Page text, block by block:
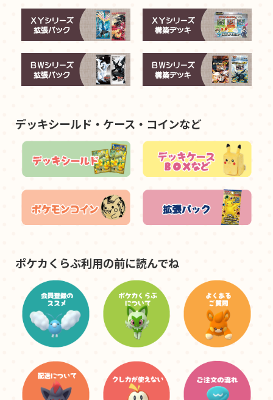
デッキシールド・ケース・コインなど
ポケカくらぶ利用の前に読んでね